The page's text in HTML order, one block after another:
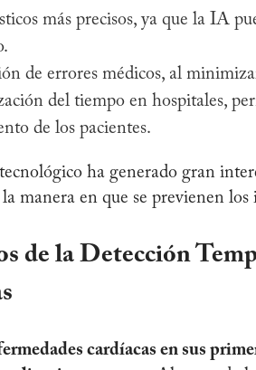
más precisos, ya que la IA
de errores médicos, al
del tiempo en hospitales,
de los pacientes.
ha generado gran
manera en que se previenen los
de la Detección
cardíacas en sus